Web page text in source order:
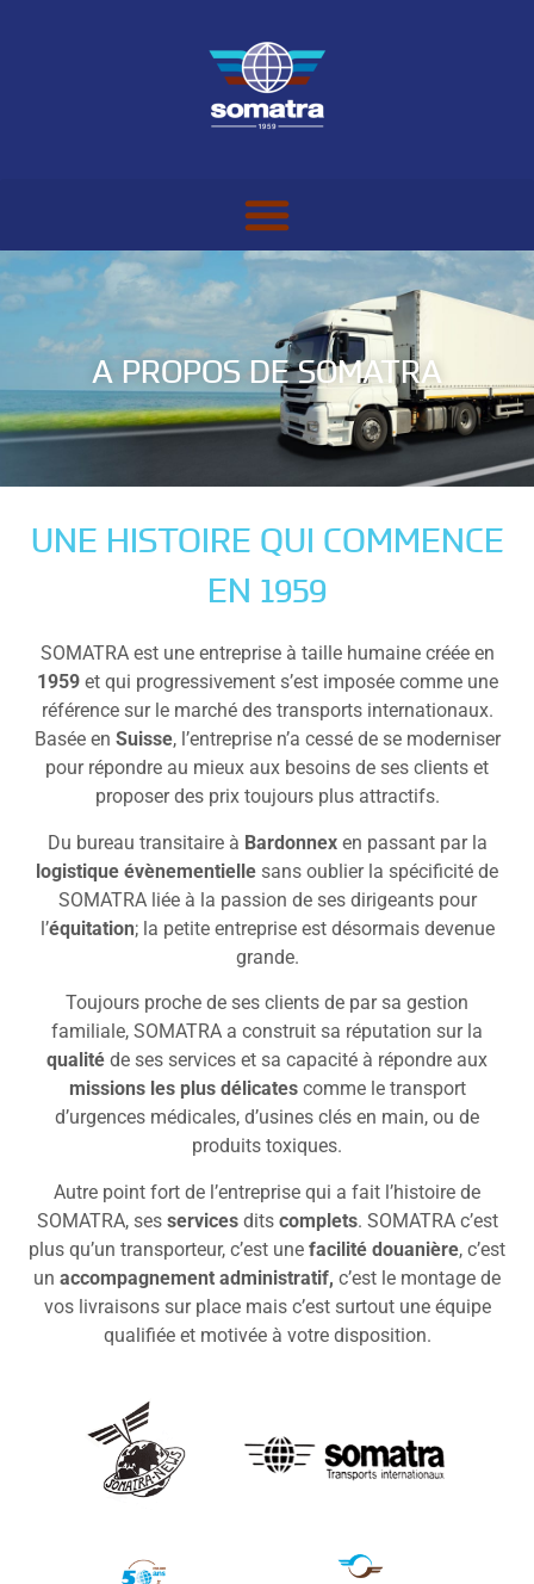
A PROPOS DE SOMATRA
UNE HISTOIRE QUI COMMENCE
EN 1959
SOMATRA est une entreprise à taille humaine créée en
1959et qui progressivement s’est imposée comme une
référence sur le marché des transports internationaux.
Basée en Suisse, l’entreprise n’a cessé de se moderniser
pour répondre au mieux aux besoins de ses clients et
proposer des prix toujours plus attractifs.
Du bureau transitaire à Bardonnexen passant par la
logistique évènementielle sans oublier la spécificité de
SOMATRA liée à la passion de ses dirigeants pour
l’équitation; la petite entreprise est désormais devenue
grande.
Toujours proche de ses clients de par sa gestion
familiale, SOMATRA a construit sa réputation sur la
qualité de ses services et sa capacité à répondre aux
missions les plus délicatescomme le transport
d’urgences médicales, d’usines clés en main, ou de
produits toxiques.
Autre point fort de l’entreprise qui a fait l’histoire de
SOMATRA, ses servicesdits complets. SOMATRA c’est
plus qu’un transporteur, c’est une facilité douanière, c’est
un accompagnement administratif, c’est le montage de
vos livraisons sur place mais c’est surtout une équipe
qualifiée et motivée à votre disposition.